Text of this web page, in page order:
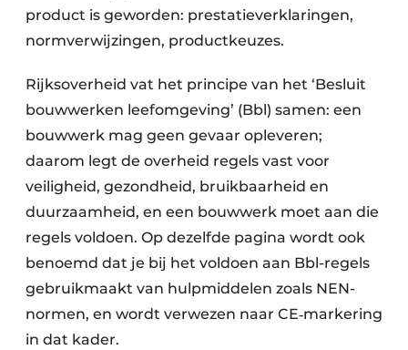
product is geworden: prestatieverklaringen,
normverwijzingen, productkeuzes.
Rijksoverheid vat het principe van het ‘Besluit
bouwwerken leefomgeving’ (Bbl) samen: een
bouwwerk mag geen gevaar opleveren;
daarom legt de overheid regels vast voor
veiligheid, gezondheid, bruikbaarheid en
duurzaamheid, en een bouwwerk moet aan die
regels voldoen. Op dezelfde pagina wordt ook
benoemd dat je bij het voldoen aan Bbl-regels
gebruikmaakt van hulpmiddelen zoals NEN-
normen, en wordt verwezen naar CE‑markering
in dat kader.